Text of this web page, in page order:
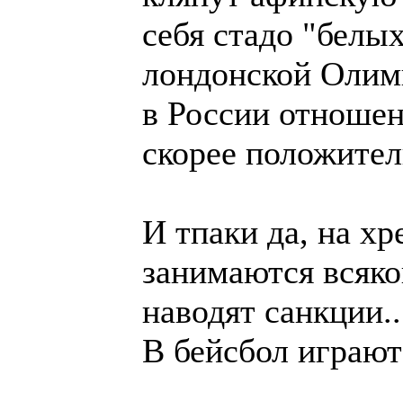
себя стадо
лондонской
в России
скорее
И тпаки да, на
занимаются
наводят
В бейсбол